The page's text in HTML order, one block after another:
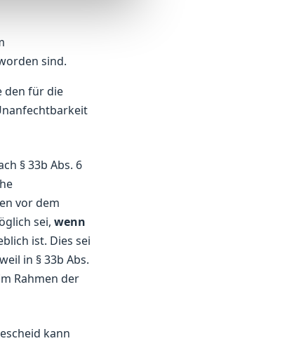
sind.
den für die
§ 33b Abs. 6
vor dem
sei, wenn
ist. Dies sei
in § 33b Abs.
Rahmen der
kann